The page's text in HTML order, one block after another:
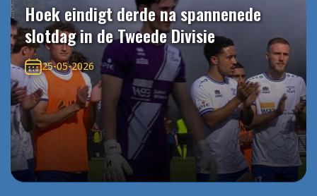
Hoek eindigt derde na spannenede
slotdag in de Tweede Divisie
25-05-2026